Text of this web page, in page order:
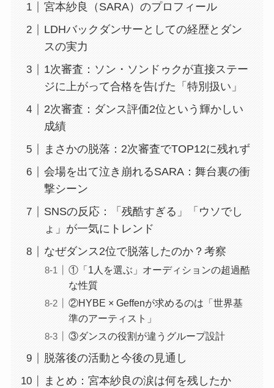
宮本紗良（SARA）のプロフィール
LDHバックダンサーとしての経歴とダン
スの実力
1次審査：ソン・ソンドゥクが直接ステー
ジに上がって合格を告げた「特別扱い」
2次審査：ダンス評価2位という輝かしい
成績
まさかの脱落：2次審査でTOP12に残れず
会場を出て泣き崩れるSARA：舞台裏の衝
撃シーン
SNSの反応：「残酷すぎる」「ウソでし
ょ」が一気にトレンド
なぜダンス2位で脱落したのか？考察
①「1人を選ぶ」オーディションの超過酷
な性質
②HYBE × Geffenが求めるのは「世界基
準のアーティスト」
③ダンスの役割が違うグループ設計
脱落後の活動と今後の見通し
まとめ：宮本紗良の涙は何を残したか